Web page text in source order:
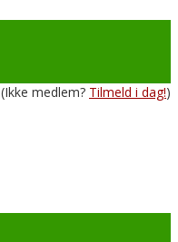
(Ikke medlem? Tilmeld i dag!)